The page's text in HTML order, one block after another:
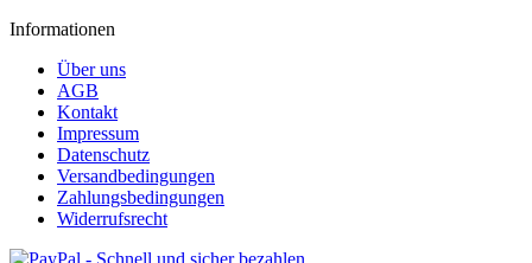
Informationen
Über uns
AGB
Kontakt
Impressum
Datenschutz
Versandbedingungen
Zahlungsbedingungen
Widerrufsrecht